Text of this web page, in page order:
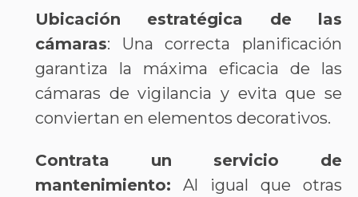
Ubicación estratégica de las
cámaras: Una correcta planificación
garantiza la máxima eficacia de las
cámaras de vigilancia y evita que se
conviertan en elementos decorativos.
Contrata un servicio de
mantenimiento: Al igual que otras